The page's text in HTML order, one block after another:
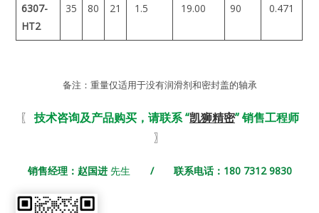
6307-
HT2
35 80 21 1.5 19.00 90 0.471
备注：重量仅适用于没有润滑剂和密封盖的轴承
〖 技术咨询及产品购买，请联系 “凯狮精密” 销售工程师
〗
销售经理：赵国进 先生 / 联系电话：180 7312 9830